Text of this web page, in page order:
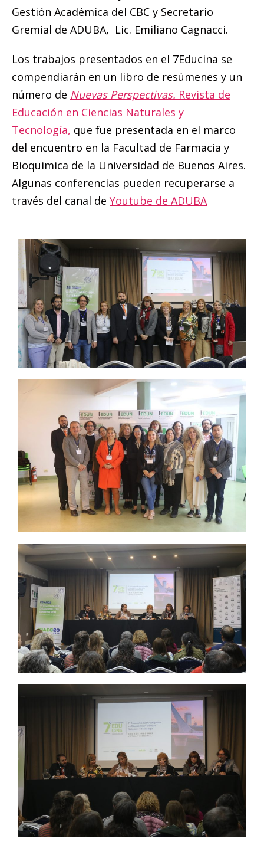
Gestión Académica del CBC y Secretario
Gremial de ADUBA, Lic. Emiliano Cagnacci.
Los trabajos presentados en el 7Educina se
compendiarán en un libro de resúmenes y un
número de Nuevas Perspectivas. Revista de
Educación en Ciencias Naturales y
Tecnología, que fue presentada en el marco
del encuentro en la Facultad de Farmacia y
Bioquimica de la Universidad de Buenos Aires.
Algunas conferencias pueden recuperarse a
través del canal de Youtube de ADUBA